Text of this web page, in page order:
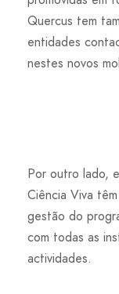
Quercus tem
entidades
nestes novos
Por outro lado,
Ciência Viva
gestão do
com todas as
actividades.